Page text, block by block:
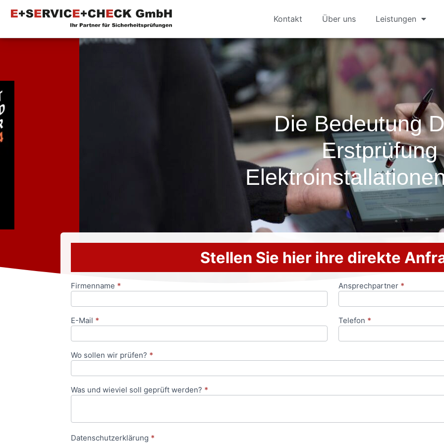
Kontakt Über uns Leistungen
Die Bedeutung
Erstprüfung
Stellen Sie hier ihre direkte
Anfrageformular
Firmenname * Ansprechpartner *
E-Mail * Telefon *
Wo sollen wir prüfen? *
Was und wieviel soll geprüft werden? *
Datenschutzerklärung *